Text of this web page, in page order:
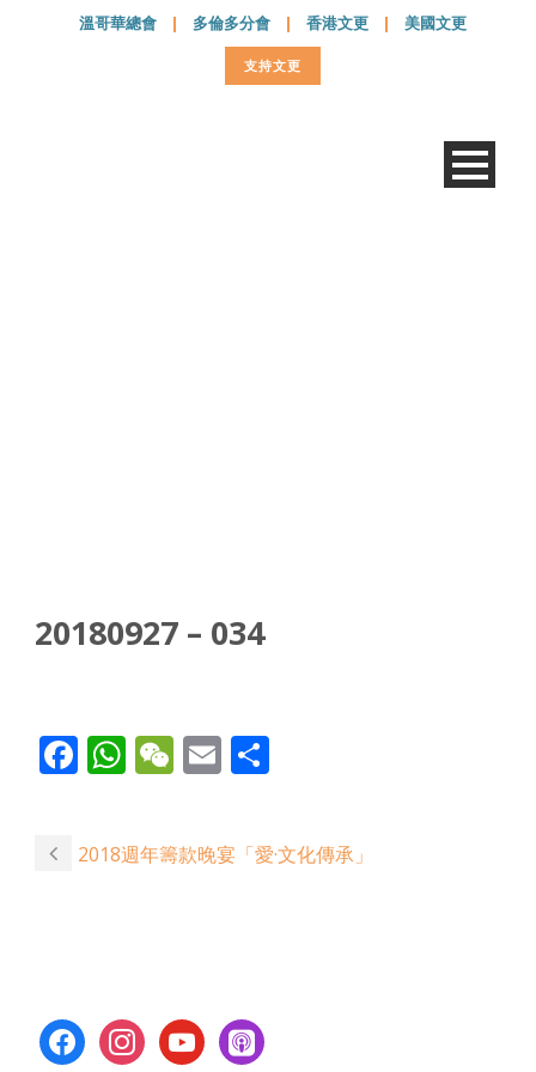
溫哥華總會 | 多倫多分會 | 香港文更 | 美國文更
支持文更
20180927 – 034
Facebook
WhatsApp
WeChat
Email
2018週年籌款晚宴「愛·文化傳承」
facebookinstagramyoutubeapple-
podcasts